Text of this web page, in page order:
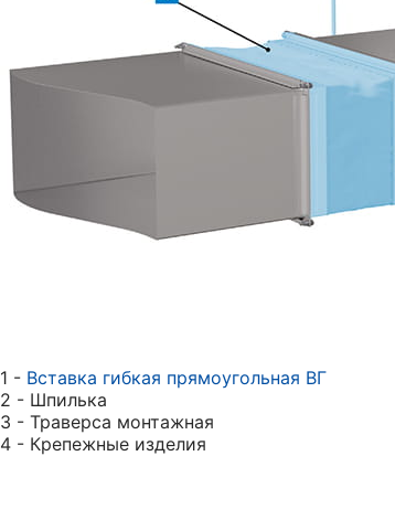
1 - Вставка гибкая прямоугольная ВГ
2 - Шпилька
3 - Траверса монтажная
4 - Крепежные изделия